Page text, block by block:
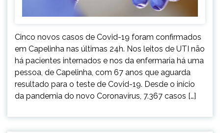
Cinco novos casos de Covid-19 foram confirmados
em Capelinha nas últimas 24h. Nos leitos de UTI não
há pacientes internados e nos da enfermaria há uma
pessoa, de Capelinha, com 67 anos que aguarda
resultado para o teste de Covid-19. Desde o início
da pandemia do novo Coronavírus, 7.367 casos […]